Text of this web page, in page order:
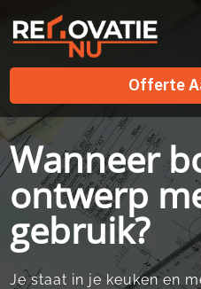
Offerte
Offerte
Wanneer
ontwerp
gebruik?
Je staat in je keuken en